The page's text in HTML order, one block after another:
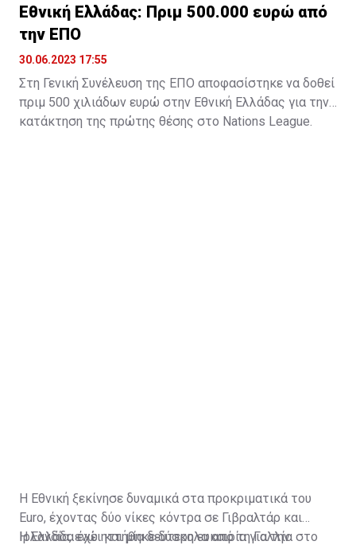
Εθνική Ελλάδας: Πριμ 500.000 ευρώ από
την ΕΠΟ
30.06.2023 17:55
Στη Γενική Συνέλευση της ΕΠΟ αποφασίστηκε να δοθεί
πριμ 500 χιλιάδων ευρώ στην Εθνική Ελλάδας για την
κατάκτηση της πρώτης θέσης στο Nations League.
Η Εθνική ξεκίνησε δυναμικά στα προκριματικά του
Euro, έχοντας δύο νίκες κόντρα σε Γιβραλτάρ και
Ιρλανδία, ενώ ηττήθηκε δύσκολα από τη Γαλλία στο
Η Ελλάδα έχει και μία δεύτερη ευκαιρία για την